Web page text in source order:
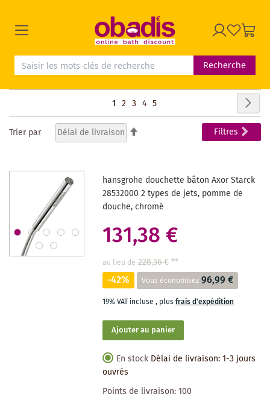
Recherche
Page
Vous
lisez
actuellement
page
1 Page
2 Page
3 Page
4 Page
5
Trier par Filtres
hansgrohe douchette bâton Axor Starck
28532000 2 types de jets, pomme de
douche, chromé
131,38 €
au lieu de 228,36 €**
-42% Vous économisez 96,99 €
19% VAT incluse, plusfrais d'expédition
Ajouter au panier
En stock Délai de livraison: 1-3 jours
ouvrés
Points de livraison:100